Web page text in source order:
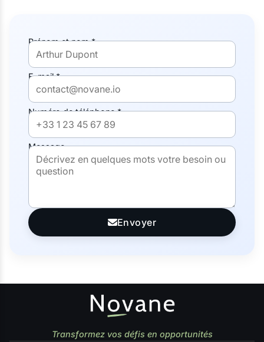
Prénom et nom *
E-mail *
Numéro de téléphone *
Message
Envoyer
Transformez vos défis en opportunités